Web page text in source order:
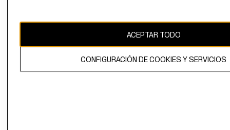
Chile ($)
ACEPTAR TODO
CONFIGURACIÓN DE COOKIES Y SERVICIOS